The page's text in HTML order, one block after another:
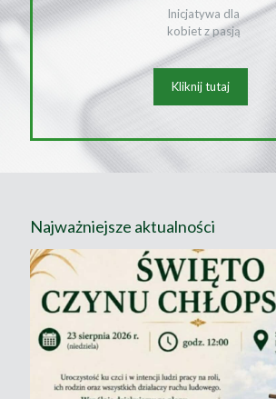
Inicjatywa dla
kobiet z pasją
Kliknij tutaj
Najważniejsze aktualności